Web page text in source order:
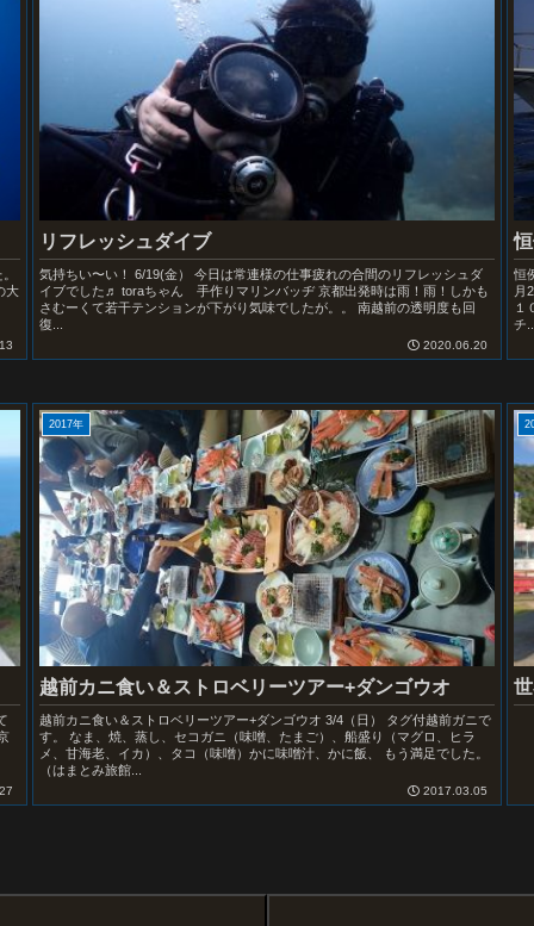
大
リフレッシュダイブ
気持ちい〜い！ 6/19(金） 今日は常連様の仕事疲れの合間のリフレッシュダ
イブでした♬ toraちゃん 手作りマリンバッヂ 京都出発時は雨！雨！しかも
さむーくて若干テンションが下がり気味でしたが。。 南越前の透明度も回
復...
2020.06.20
恒
月
１
チ...
2017年
越前カニ食い＆ストロベリーツアー+ダンゴウオ
越前カニ食い＆ストロベリーツアー+ダンゴウオ 3/4（日） タグ付越前ガニで
す。 なま、焼、蒸し、セコガニ（味噌、たまご）、船盛り（マグロ、ヒラ
メ、甘海老、イカ）、タコ（味噌）かに味噌汁、かに飯、 もう満足でした。
（はまとみ旅館...
2017.03.05